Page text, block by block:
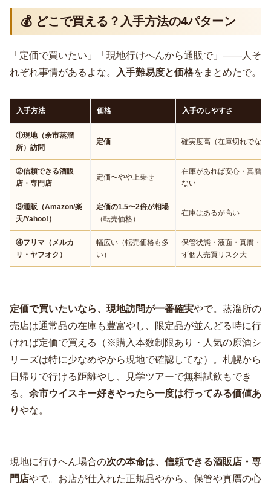
💰 どこで買える？入手方法の4パターン
「定価で買いたい」「現地行けへんから通販で」——人そ
れぞれ事情があるよな。
入手難易度と価格をまとめたで。
入手方法 価格 入手のしやすさ
①現地（余市蒸溜
所）訪問
定価 確実度高（在庫切れでなけ
②信頼できる酒販
店・専門店
定価〜やや上乗せ
在庫があれば安心・真贋の
ない
③通販（Amazon/楽
天/Yahoo!）
定価の1.5〜2倍が相場
（転売価格）
在庫はあるが高い
④フリマ（メルカ
リ・ヤフオク）
幅広い（転売価格も多
い）
保管状態・液面・真贋・配
ず個人売買リスク大
定価で買いたいなら、現地訪問が一番確実やで。蒸溜所の
売店は通常品の在庫も豊富やし、限定品が並んどる時に行
ければ定価で買える（※購入本数制限あり・人気の原酒シ
リーズは特に少なめやから現地で確認してな）。札幌から
日帰りで行ける距離やし、見学ツアーで無料試飲もでき
る。 余市ウイスキー好きやったら一度は行ってみる価値あ
りやな。
現地に行けへん場合の次の本命は、信頼できる酒販店・専
門店やで。お店が仕入れた正規品やから、保管や真贋の心